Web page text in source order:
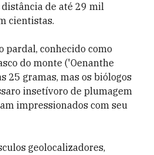
de até 29 mil
cientistas.
pardal, conhecido como
do monte ('Oenanthe
25 gramas, mas os biólogos
insetívoro de plumagem
impressionados com seu
geolocalizadores,